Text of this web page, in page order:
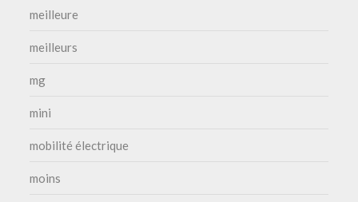
meilleure
meilleurs
mg
mini
mobilité électrique
moins